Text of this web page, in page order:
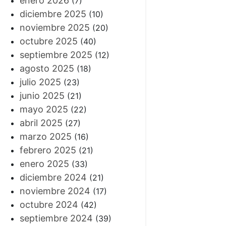
diciembre 2025 (10)
noviembre 2025 (20)
octubre 2025 (40)
septiembre 2025 (12)
agosto 2025 (18)
julio 2025 (23)
junio 2025 (21)
mayo 2025 (22)
abril 2025 (27)
marzo 2025 (16)
febrero 2025 (21)
enero 2025 (33)
diciembre 2024 (21)
noviembre 2024 (17)
octubre 2024 (42)
septiembre 2024 (39)